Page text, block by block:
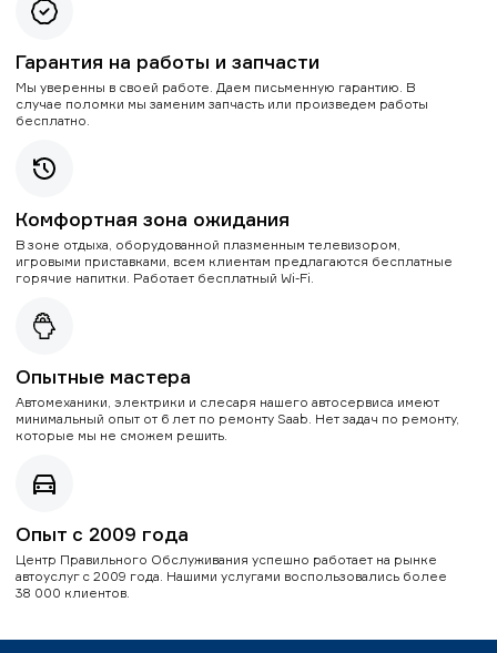
Гарантия на работы и запчасти
Мы уверенны в своей работе. Даем письменную гарантию. В
случае поломки мы заменим запчасть или произведем работы
бесплатно.
Комфортная зона ожидания
В зоне отдыха, оборудованной плазменным телевизором,
игровыми приставками, всем клиентам предлагаются бесплатные
горячие напитки. Работает бесплатный Wi-Fi.
Опытные мастера
Автомеханики, электрики и слесаря нашего автосервиса имеют
минимальный опыт от 6 лет по ремонту Saab. Нет задач по ремонту,
которые мы не сможем решить.
Опыт с 2009 года
Центр Правильного Обслуживания успешно работает на рынке
автоуслуг с 2009 года. Нашими услугами воспользовались более
38 000 клиентов.